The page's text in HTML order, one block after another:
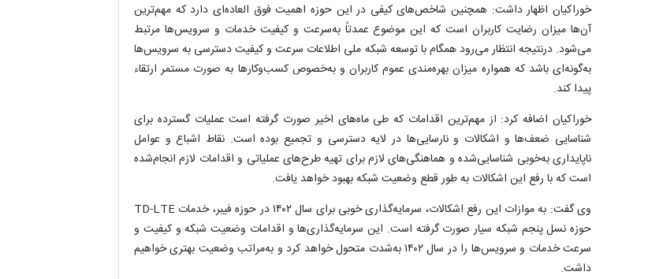
خوراکیان اظهار داشت: همچنین شاخص‌های کیفی در این حوزه اهمیت فوق العاده‌ای دارد که مهم‌ترین
آن‌ها میزان رضایت کاربران است که این موضوع عمدتاً به‌سرعت و کیفیت خدمات و سرویس‌ها مرتبط
می‌شود. درنتیجه انتظار می‌رود همگام با توسعه شبکه ملی اطلاعات سرعت و کیفیت دسترسی به سرویس‌ها
به‌گونه‌ای باشد که همواره میزان بهره‌مندی عموم کاربران و به‌خصوص کسب‌وکار‌ها به صورت مستمر ارتقاء
پیدا کند.
خوراکیان اضافه کرد: از مهم‌ترین اقدامات که طی ماه‌های اخیر صورت گرفته است عملیات گسترده برای
شناسایی ضعف‌ها و اشکالات و نارسایی‌ها در لایه دسترسی و تجمیع بوده است. نقاط اشباع و عوامل
ناپایداری به‌خوبی شناسایی‌شده و هماهنگی‌های لازم برای تهیه طرح‌های عملیاتی و اقدامات لازم انجام‌شده
است که با رفع این اشکالات به طور قطع وضعیت شبکه بهبود خواهد یافت.
وی گفت: به موازات این رفع اشکالات، سرمایه‌گذاری خوبی برای سال ۱۴۰۲ در حوزه فیبر، خدمات TD-LTE
حوزه نسل پنجم شبکه سیار صورت گرفته است. این سرمایه‌گذاری‌ها و اقدامات وضعیت شبکه و کیفیت و
سرعت خدمات و سرویس‌ها را در سال ۱۴۰۲ به‌شدت متحول خواهد کرد و به‌مراتب وضعیت بهتری خواهیم
داشت.